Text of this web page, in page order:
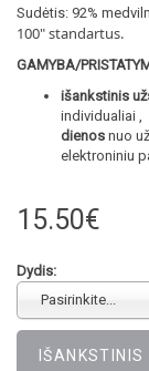
Sudėtis: 92%
100" standartus.
GAMYBA/
išankstinis
individualiai ,
dienos nuo
elektroniniu
15.50€
Dydis:
Pasirinkite...